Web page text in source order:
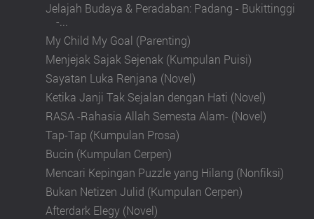
Jelajah Budaya & Peradaban: Padang - Bukittinggi
-...
My Child My Goal (Parenting)
Menjejak Sajak Sejenak (Kumpulan Puisi)
Sayatan Luka Renjana (Novel)
Ketika Janji Tak Sejalan dengan Hati (Novel)
RASA -Rahasia Allah Semesta Alam- (Novel)
Tap-Tap (Kumpulan Prosa)
Bucin (Kumpulan Cerpen)
Mencari Kepingan Puzzle yang Hilang (Nonfiksi)
Bukan Netizen Julid (Kumpulan Cerpen)
Afterdark Elegy (Novel)